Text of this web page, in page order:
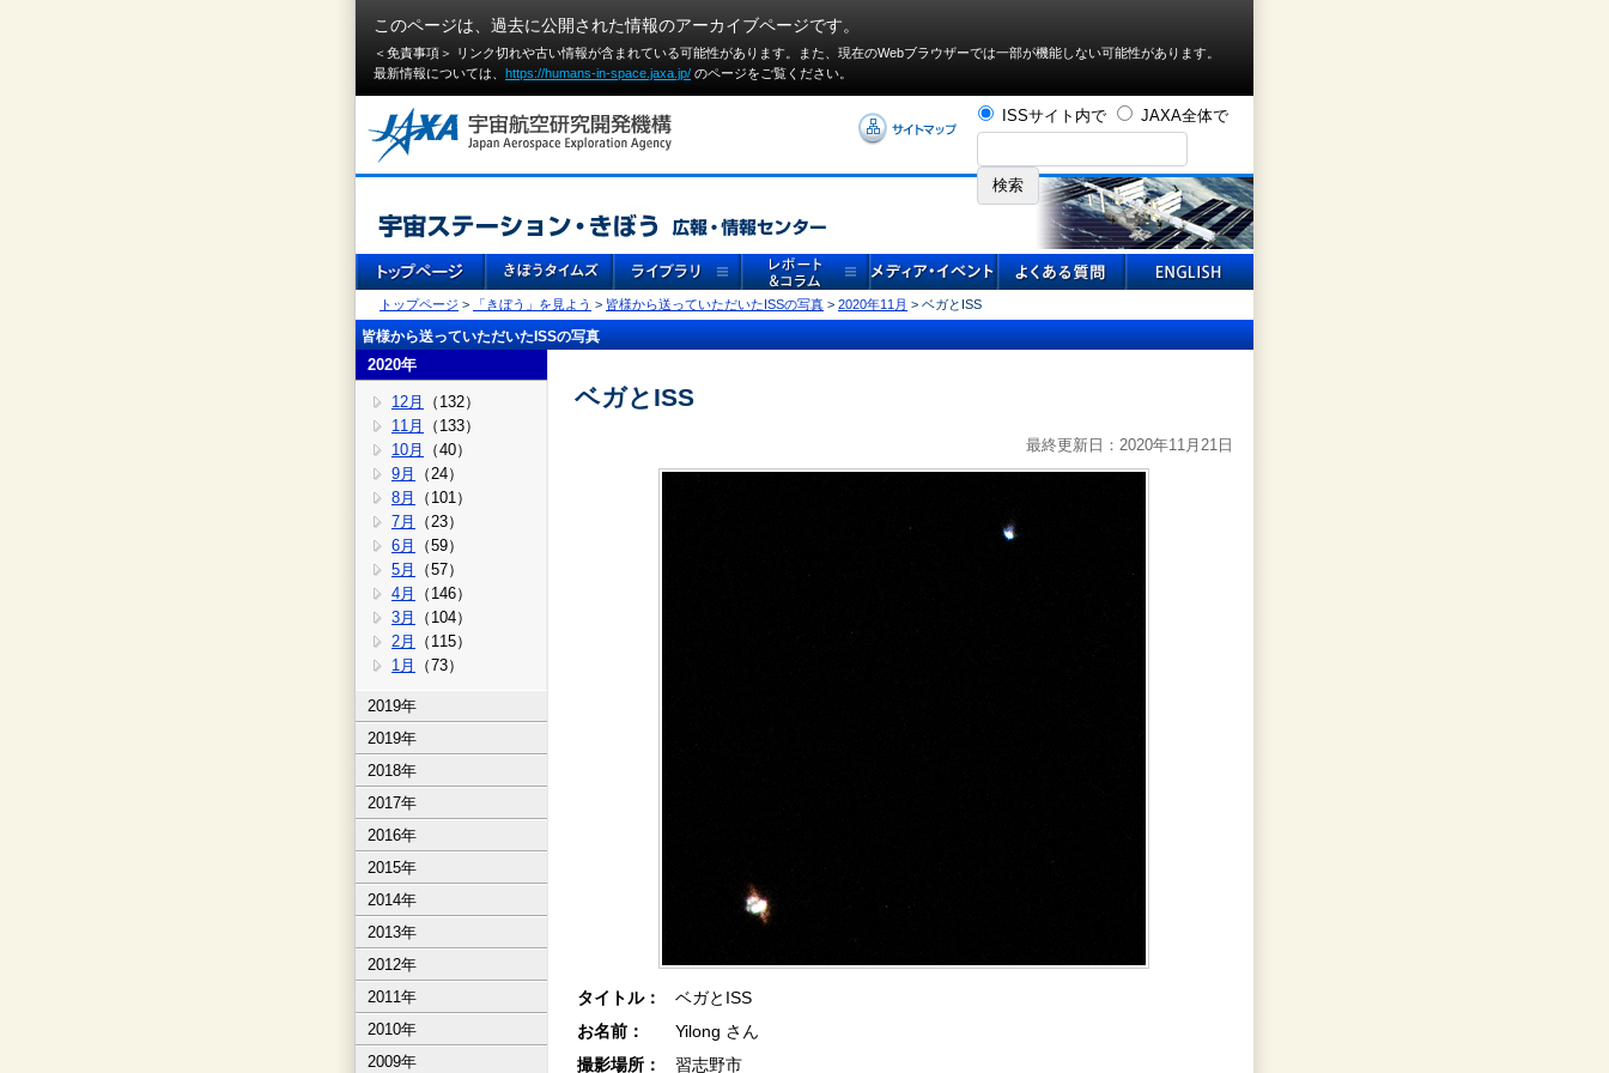
このページは、過去に公開された情報のアーカイブページです。
＜免責事項＞ リンク切れや古い情報が含まれている可能性があります。また、現在のWebブラウザーでは⼀部が機能しない可能性があります。
最新情報については、 https://humans-in-space.jaxa.jp/ のページをご覧ください。
ISSサイト内で JAXA全体で
トップページ > 「きぼう」を見よう > 皆様から送っていただいたISSの写真 > 2020年11月 > ベガとISS
皆様から送っていただいたISSの写真
2020年
12月
（132）
11月
（133）
10月
（40）
9月
（24）
8月
（101）
7月
（23）
6月
（59）
5月
（57）
4月
（146）
3月
（104）
2月
（115）
1月
（73）
2019年
2019年
2018年
2017年
2016年
2015年
2014年
2013年
2012年
2011年
2010年
2009年
ベガとISS
最終更新日：2020年11月21日
タイトル：
ベガとISS
お名前：
Yilong さん
撮影場所：
習志野市